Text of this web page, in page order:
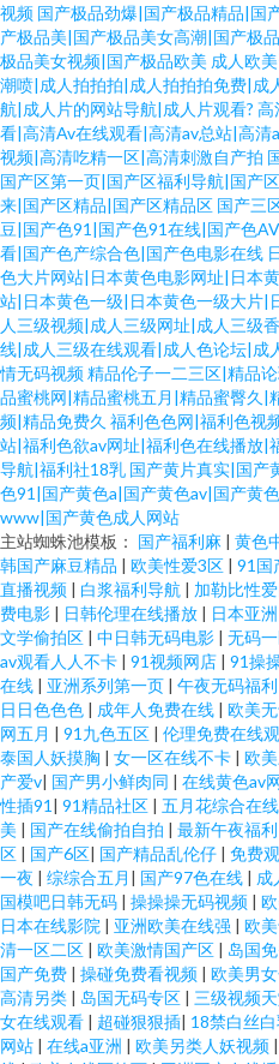
视频 国产极品劲爆|国产极品精品|国
产极品美|国产极品美女高潮|国产极
极品美女视频|国产极品欧美 成人欧
潮喷|成人拍拍拍|成人拍拍拍免费|成
航|成人片的网站导航|成人片观看? 高
看|高清Av在线观看|高清av总站|高
视频|高清吃精一区|高清刺激自产拍
国产区第一页|国产区福利导航|国产
来|国产区精品|国产区精品区 国产三
豆|国产色91|国产色91在线|国产色
看|国产色产综合色|国产色电影在线
色大片网站|日本黄色电影网址|日本
站|日本黄色一级|日本黄色一级大片|
人三级视频|成人三级网址|成人三级
线|成人三级在线观看|成人色论坛|成
情无码视频精品伦子一二三区|精品
品蜜桃网|精品蜜桃五月|精品蜜臀久|
频|精品免费久 福利色色网|福利色视
站|福利色欲av网址|福利色在线播放|
导航|福利社18乳 国产黄片真实|国产
色91|国产黄色a|国产黄色av|国产黄
www|国产黄色成人网站
主站蜘蛛池模板： 国产福利麻 | 黄色
韩国产麻豆精品 | 欧美性爱3区 | 91国
直播视频 | 白浆福利导航 | 加勒比性
费电影 | 日韩伦理在线播放 | 日本亚洲
文学偷拍区 | 中日韩无码电影 | 无码
av观看人人不卡 | 91视频网店 | 91操
在线 | 亚洲系列第一页 | 午夜无码福利
日日色色色 | 成年人免费在线 | 欧美
网五月 | 91九色五区 | 伦理免费在线
泰国人妖摸胸 | 女一区在线不卡 | 欧
产爱v| 国产男小鲜肉同 | 在线黄色av
性插91 | 91精品社区 | 五月花综合在线
美 | 国产在线偷拍自拍 | 最新午夜福利
区 | 国产6区| 国产精品乱伦仔 | 免费
一夜 | 综综合五月 | 国产97色在线 | 成
国模吧日韩无码 | 操操操无码视频 |
日本在线影院 | 亚洲欧美在线强 | 欧
清一区二区 | 欧美激情国产区 | 岛国
国产免费 | 操碰免费看视频 | 欧美男
高清另类 | 岛国无码专区 | 三级视频
女在线观看 | 超碰狠狠插| 18禁白丝
网站 | 在线a亚洲 | 欧美另类人妖视频 |